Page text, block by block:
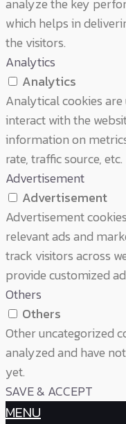
analyze the key
which helps in
the visitors.
Analytics
Analytics
Analytical cookies
interact with the
information on
rate, traffic source, etc.
Advertisement
Advertisement
Advertisement
relevant ads and
track visitors across
provide customized
Others
Others
Other uncategorized
analyzed and have
yet.
SAVE & ACCEPT
MENU